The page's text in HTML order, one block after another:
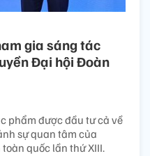
gia sáng tác
Đại hội Đoàn
phẩm được đầu tư cả về
sự quan tâm của
quốc lần thứ XIII.